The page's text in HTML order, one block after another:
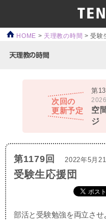
HOME > 天理教の時間 >受験
次回の
更新予定
第
空
ジ
第1179回 2022年5月
受験生応援団
部活と受験勉強を両立さ